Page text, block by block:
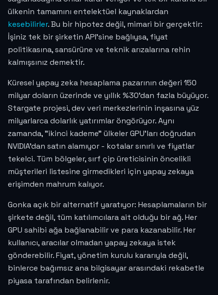
ülkenin tamamını entelektüel kaynaklardan
kesebilirler. Bu bir hipotez değil, mimari bir gerçektir:
İşiniz tek bir şirketin API'sine bağlıysa, fiyat
politikasına, sansürüne ve teknik arızalarına rehin
kalmışsınız demektir.
Küresel yapay zeka hesaplama pazarının değeri 150
milyar doların üzerinde ve yıllık %30'dan fazla büyüyor.
Stargate projesi, dev veri merkezlerinin inşasına yüz
milyarlarca dolarlık yatırımlar öngörüyor. Aynı
zamanda, "ikinci kademe" ülkeler GPU'ları doğrudan
NVIDIA'dan satın alamıyor - kotalar sınırlı ve fiyatlar
tekelci. Tüm bölgeler, sırf çip üreticisinin öncelikli
müşterileri listesine girmedikleri için yapay zekaya
erişimden mahrum kalıyor.
Gonka açık bir alternatif yaratıyor: Hesaplamaların bir
şirkete değil, tüm katılımcılara ait olduğu bir ağ. Her
GPU sahibi ağa bağlanabilir ve para kazanabilir. Her
kullanıcı, aracılar olmadan yapay zekaya istek
gönderebilir. Fiyat, yönetim kurulu kararıyla değil,
binlerce bağımsız ana bilgisayar arasındaki rekabetle
piyasa tarafından belirlenir.